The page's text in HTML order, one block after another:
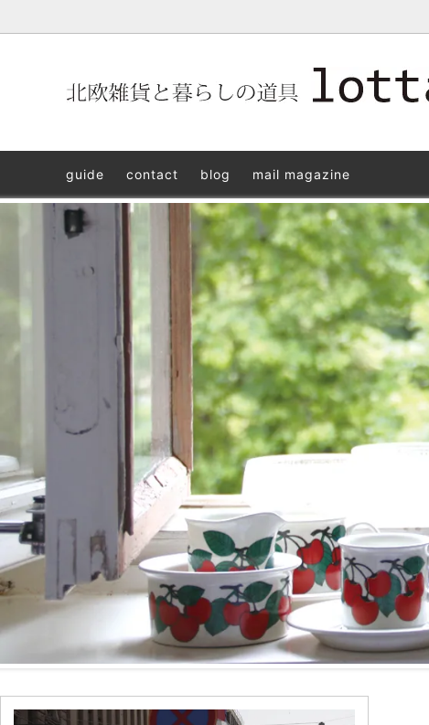
北欧雑貨と暮らしの道具lotta 神戸にある北欧雑貨と暮らしの道具ロッ
アクセサリー
ご予約チケット
STAVANGERFLINT
royal copenhagen iittala /
irma
sorte glass jewelry coeur ya.
aya ogawa 樋山真弓
和田山真央 宮本めぐみ
雅峰窯 上中剛司
TANBA STYLE 清水万佐
坂本工窯
関野亮 / 関野ゆうこ
mamelon mannine
guide
contact blog mail magazine